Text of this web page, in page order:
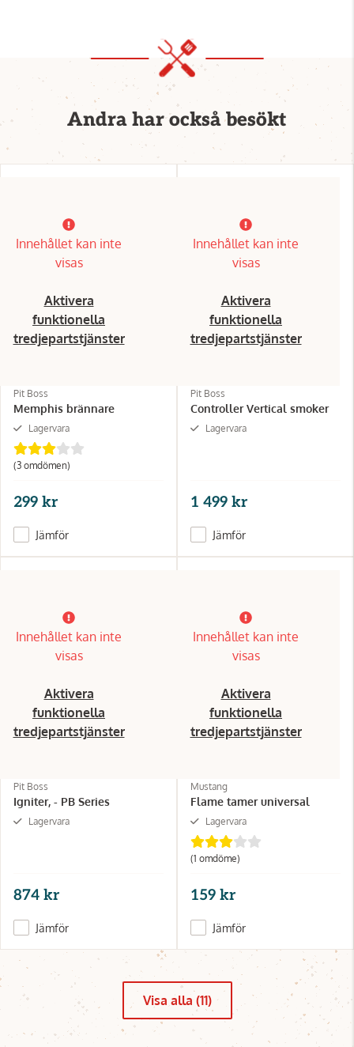
Andra har också besökt
Innehållet kan inte
visas
Aktivera
funktionella
tredjepartstjänster
Pit Boss
Memphis brännare
Lagervara
(3 omdömen)
299 kr
Jämför
Innehållet kan inte
visas
Aktivera
funktionella
tredjepartstjänster
Pit Boss
Controller Vertical smoker
Lagervara
1 499 kr
Jämför
Innehållet kan inte
visas
Aktivera
funktionella
tredjepartstjänster
Pit Boss
Igniter, - PB Series
Lagervara
874 kr
Jämför
Innehållet kan inte
visas
Aktivera
funktionella
tredjepartstjänster
Mustang
Flame tamer universal
Lagervara
(1 omdöme)
159 kr
Jämför
Visa alla (11)